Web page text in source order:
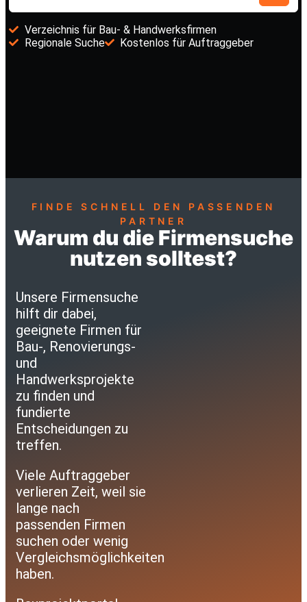
Verzeichnis für Bau- & Handwerksfirmen
Regionale Suche
Kostenlos für Auftraggeber
FINDE SCHNELL DEN PASSENDEN
PARTNER
Warum du die Firmensuche
nutzen solltest?
Unsere Firmensuche
hilft dir dabei,
geeignete Firmen für
Bau-, Renovierungs-
und
Handwerksprojekte
zu finden und
fundierte
Entscheidungen zu
treffen.
Viele Auftraggeber
verlieren Zeit, weil sie
lange nach
passenden Firmen
suchen oder wenig
Vergleichsmöglichkeiten
haben.